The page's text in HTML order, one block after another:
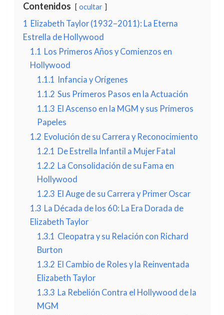
Contenidos ocultar
1 Elizabeth Taylor (1932–2011): La Eterna
Estrella de Hollywood
1.1 Los Primeros Años y Comienzos en
Hollywood
1.1.1 Infancia y Orígenes
1.1.2 Sus Primeros Pasos en la Actuación
1.1.3 El Ascenso en la MGM y sus Primeros
Papeles
1.2 Evolución de su Carrera y Reconocimiento
1.2.1 De Estrella Infantil a Mujer Fatal
1.2.2 La Consolidación de su Fama en
Hollywood
1.2.3 El Auge de su Carrera y Primer Oscar
1.3 La Década de los 60: La Era Dorada de
Elizabeth Taylor
1.3.1 Cleopatra y su Relación con Richard
Burton
1.3.2 El Cambio de Roles y la Reinventada
Elizabeth Taylor
1.3.3 La Rebelión Contra el Hollywood de la
MGM